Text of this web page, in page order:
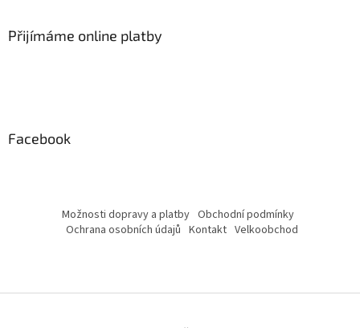
Přijímáme online platby
Facebook
Možnosti dopravy a platby Obchodní podmínky
Ochrana osobních údajů Kontakt Velkoobchod